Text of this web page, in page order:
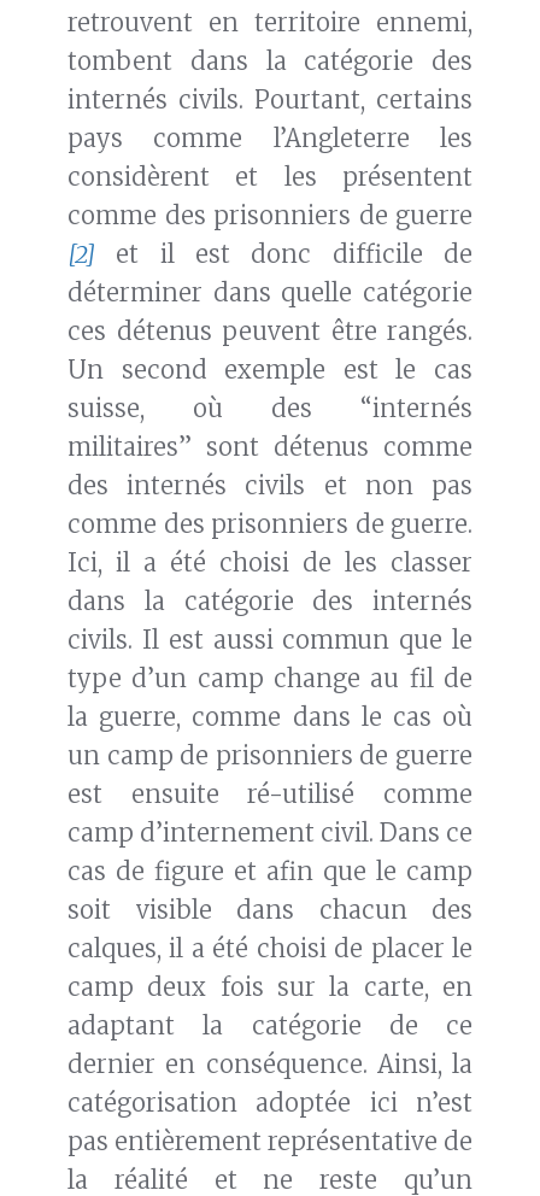
retrouvent en territoire ennemi,
tombent dans la catégorie des
internés civils. Pourtant, certains
pays comme l’Angleterre les
considèrent et les présentent
comme des prisonniers de guerre
[2] et il est donc difficile de
déterminer dans quelle catégorie
ces détenus peuvent être rangés.
Un second exemple est le cas
suisse, où des “internés
militaires” sont détenus comme
des internés civils et non pas
comme des prisonniers de guerre.
Ici, il a été choisi de les classer
dans la catégorie des internés
civils. Il est aussi commun que le
type d’un camp change au fil de
la guerre, comme dans le cas où
un camp de prisonniers de guerre
est ensuite ré-utilisé comme
camp d’internement civil. Dans ce
cas de figure et afin que le camp
soit visible dans chacun des
calques, il a été choisi de placer le
camp deux fois sur la carte, en
adaptant la catégorie de ce
dernier en conséquence. Ainsi, la
catégorisation adoptée ici n’est
pas entièrement représentative de
la réalité et ne reste qu’un